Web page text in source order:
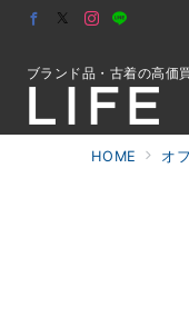
ブランド品・古着の高価
HOME オ